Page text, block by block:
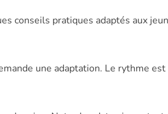
conseils pratiques adaptés aux
une adaptation. Le rythme